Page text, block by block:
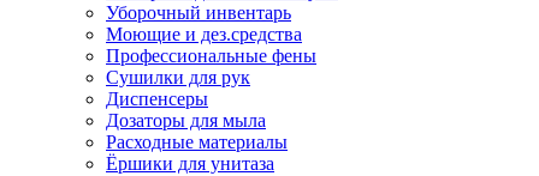
Уборочный инвентарь
Моющие и дез.средства
Профессиональные фены
Сушилки для рук
Диспенсеры
Дозаторы для мыла
Расходные материалы
Ёршики для унитаза